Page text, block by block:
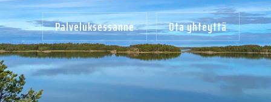
Palveluksessanne Ota yhteyttä